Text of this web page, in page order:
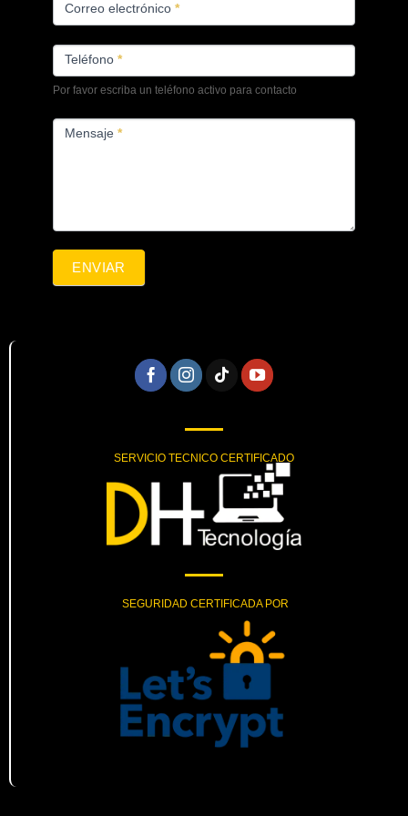
Correo electrónico*
Teléfono*
Por favor escriba un teléfono activo para contacto
Mensaje*
ENVIAR
SERVICIO TECNICO CERTIFICADO
SEGURIDAD CERTIFICADA POR